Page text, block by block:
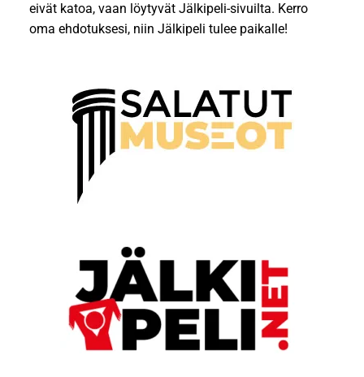
eivät katoa, vaan löytyvät Jälkipeli-sivuilta. Kerro
oma ehdotuksesi, niin Jälkipeli tulee paikalle!